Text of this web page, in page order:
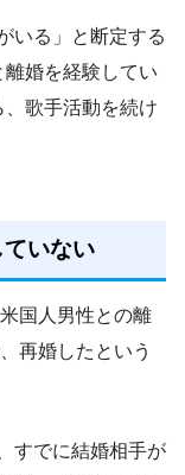
いる」と断定する
婚を経験してい
歌手活動を続け
いない
国人男性との離
再婚したという
すでに結婚相手が